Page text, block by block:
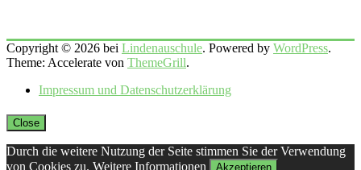
Copyright © 2026 bei Lindenauschule. Powered by WordPress.
Theme: Accelerate von ThemeGrill.
Impressum und Datenschutzerklärung
Close
Durch die weitere Nutzung der Seite stimmen Sie der Verwendung
von Cookies zu. Weitere Informationen Akzeptieren